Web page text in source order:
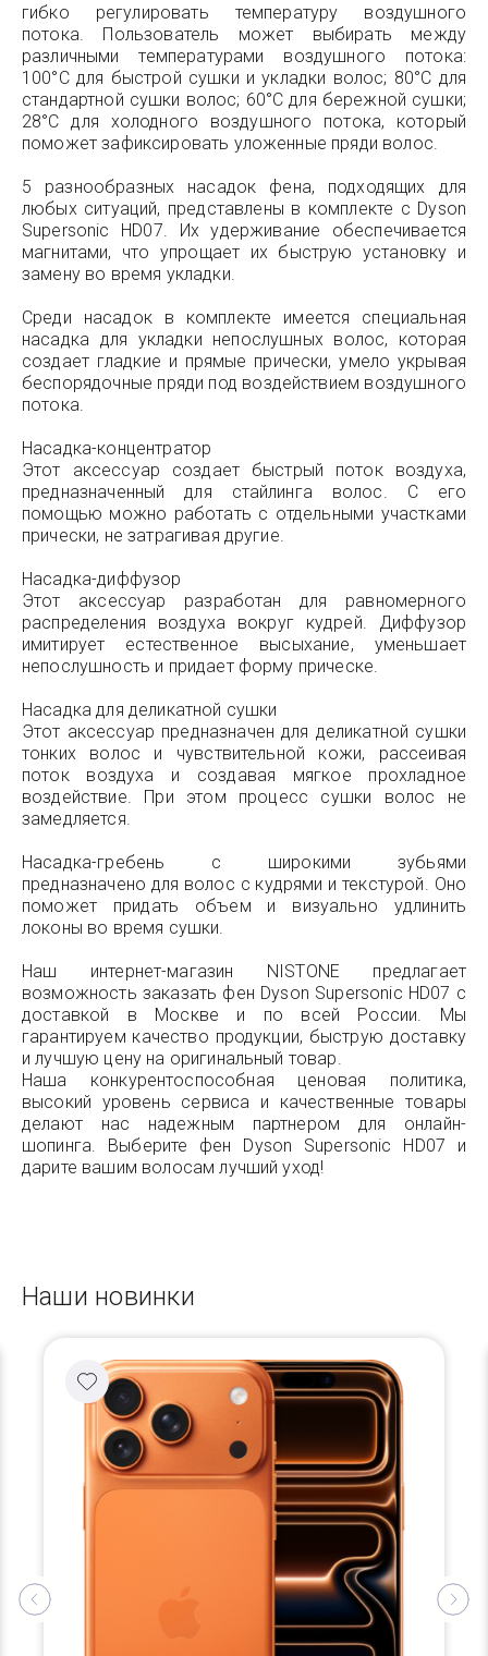
гибко регулировать температуру воздушного
потока. Пользователь может выбирать между
различными температурами воздушного потока:
100°C для быстрой сушки и укладки волос; 80°C для
стандартной сушки волос; 60°C для бережной сушки;
28°C для холодного воздушного потока, который
поможет зафиксировать уложенные пряди волос.
5 разнообразных насадок фена, подходящих для
любых ситуаций, представлены в комплекте с Dyson
Supersonic HD07. Их удерживание обеспечивается
магнитами, что упрощает их быструю установку и
замену во время укладки.
Среди насадок в комплекте имеется специальная
насадка для укладки непослушных волос, которая
создает гладкие и прямые прически, умело укрывая
беспорядочные пряди под воздействием воздушного
потока.
Насадка-концентратор
Этот аксессуар создает быстрый поток воздуха,
предназначенный для стайлинга волос. С его
помощью можно работать с отдельными участками
прически, не затрагивая другие.
Насадка-диффузор
Этот аксессуар разработан для равномерного
распределения воздуха вокруг кудрей. Диффузор
имитирует естественное высыхание, уменьшает
непослушность и придает форму прическе.
Насадка для деликатной сушки
Этот аксессуар предназначен для деликатной сушки
тонких волос и чувствительной кожи, рассеивая
поток воздуха и создавая мягкое прохладное
воздействие. При этом процесс сушки волос не
замедляется.
Насадка-гребень с широкими зубьями
предназначено для волос с кудрями и текстурой. Оно
поможет придать объем и визуально удлинить
локоны во время сушки.
Наш интернет-магазин NISTONE предлагает
возможность заказать фен Dyson Supersonic HD07 с
доставкой в Москве и по всей России. Мы
гарантируем качество продукции, быструю доставку
и лучшую цену на оригинальный товар.
Наша конкурентоспособная ценовая политика,
высокий уровень сервиса и качественные товары
делают нас надежным партнером для онлайн-
шопинга. Выберите фен Dyson Supersonic HD07 и
дарите вашим волосам лучший уход!
Наши новинки